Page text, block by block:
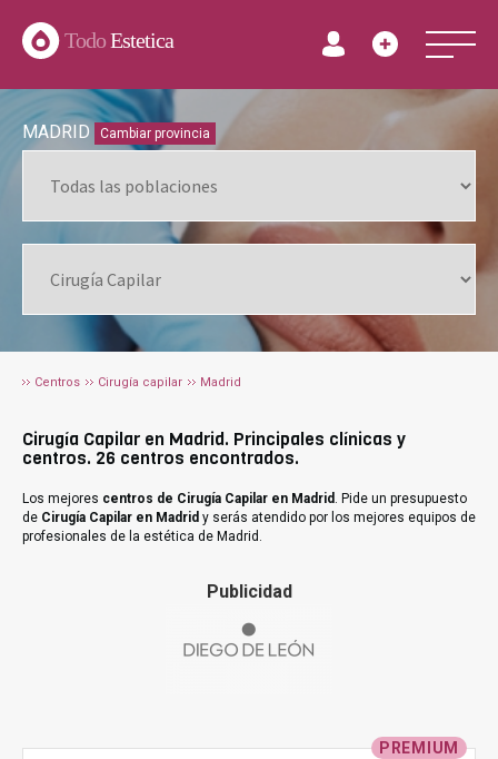
TodoEstetica
MADRID Cambiar provincia
Centros Cirugía capilar Madrid
Cirugía Capilar en Madrid. Principales clínicas y
centros. 26 centros encontrados.
Los mejores centros de Cirugía Capilar en Madrid . Pide un presupuesto
de Cirugía Capilar en Madrid y serás atendido por los mejores equipos de
profesionales de la estética de Madrid.
Publicidad
PREMIUM